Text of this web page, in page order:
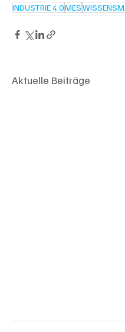
INDUSTRIE 4.0MES
Aktuelle Beiträge